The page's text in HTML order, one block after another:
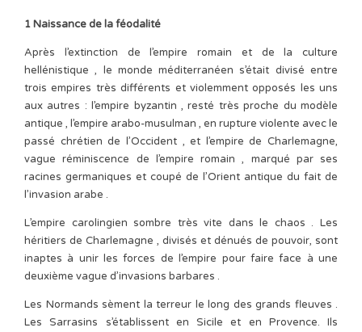
1 Naissance de la féodalité
Après l’extinction de l’empire romain et de la culture
hellénistique , le monde méditerranéen s’était divisé entre
trois empires très différents et violemment opposés les uns
aux autres : l’empire byzantin , resté très proche du modèle
antique , l’empire arabo-musulman , en rupture violente avec le
passé chrétien de l’Occident , et l’empire de Charlemagne,
vague réminiscence de l’empire romain , marqué par ses
racines germaniques et coupé de l’Orient antique du fait de
l’invasion arabe .
L’empire carolingien sombre très vite dans le chaos . Les
héritiers de Charlemagne , divisés et dénués de pouvoir, sont
inaptes à unir les forces de l’empire pour faire face à une
deuxième vague d’invasions barbares .
Les Normands sèment la terreur le long des grands fleuves .
Les Sarrasins s’établissent en Sicile et en Provence. Ils